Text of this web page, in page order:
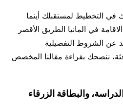
في التخطيط لمستقبلك أينما
في المانيا الطريق الأقصر
عن الشروط التفصيلية
ننصحك بقراءة مقالنا المخصص
والبطاقة الزرقاء